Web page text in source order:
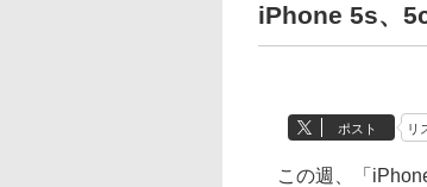
iPhone 5s、
ポスト リ
この週、「